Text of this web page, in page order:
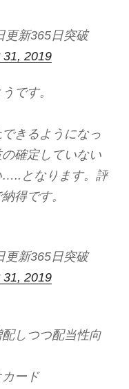
新365日突破
31, 2019
です。
きるようになっ
確定していない
…..となります。評
得です。
新365日突破
31, 2019
しつつ配当性向
カード